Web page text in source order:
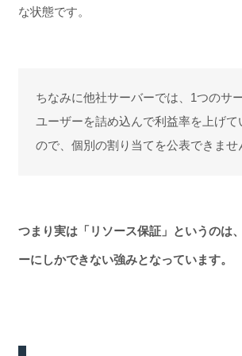
な状態です。
ちなみに他社サーバーでは、1つのサ
ユーザーを詰め込んで利益率を上げて
ので、個別の割り当てを公表できませ
つまり実は「リソース保証」というのは
ーにしかできない強みとなっています。